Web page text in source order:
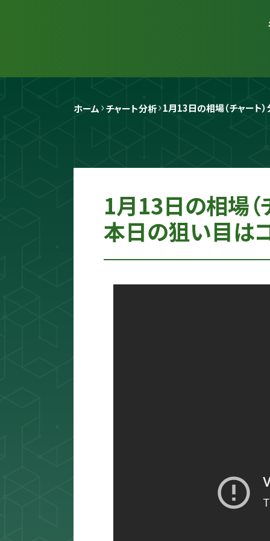
ホーム チャート分析 1月13日の相場（チャート
1月13日の相場
本日の狙い目はコ